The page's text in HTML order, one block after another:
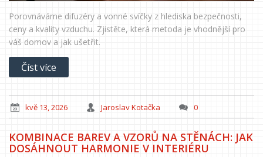
Porovnáváme difuzéry a vonné svíčky z hlediska bezpečnosti,
ceny a kvality vzduchu. Zjistěte, která metoda je vhodnější pro
váš domov a jak ušetřit.
Číst více
kvě 13, 2026 Jaroslav Kotačka 0
KOMBINACE BAREV A VZORŮ NA STĚNÁCH: JAK
DOSÁHNOUT HARMONIE V INTERIÉRU